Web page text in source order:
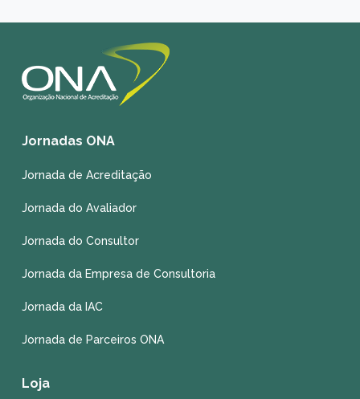
Jornadas ONA
Jornada de Acreditação
Jornada do Avaliador
Jornada do Consultor
Jornada da Empresa de Consultoria
Jornada da IAC
Jornada de Parceiros ONA
Loja